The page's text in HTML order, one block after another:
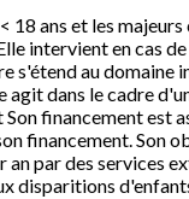
18 ans et les
intervient en cas
s'étend au
dans le cadre
financement est
financement. Son
par des services
disparitions